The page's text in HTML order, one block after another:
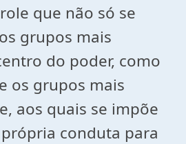
que não só se
grupos mais
do poder, como
os grupos mais
aos quais se impõe
conduta para